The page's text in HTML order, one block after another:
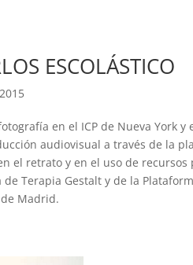
ESCOLÁSTICO
en el ICP de Nueva York
audiovisual a través de la
el retrato y en el uso de
Terapia Gestalt y de la
de Madrid.